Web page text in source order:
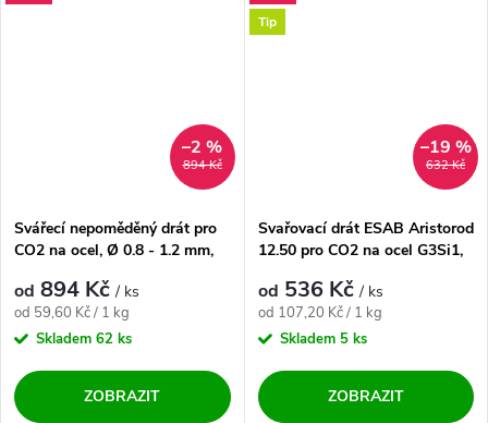
894 Kč
–2 %
Svářecí nepoměděný drát pro
CO2 na ocel, Ø 0.8 - 1.2 mm,
od 894 Kč/ ks
Měrná cena:
od 59,60 Kč / 1 kg
Skladem 62 ks
ZOBRAZIT
Tip
632 Kč
–19 %
Svařovací drát ESAB Aristorod
12.50 pro CO2 na ocel G3Si1,
od 536 Kč/ ks
Měrná cena:
od 107,20 Kč / 1 kg
Skladem 5 ks
ZOBRAZIT